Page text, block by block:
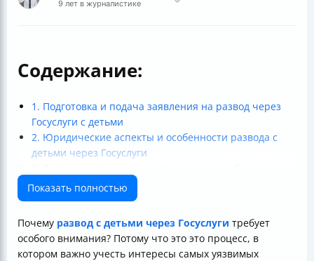
9 лет в журналистике
Содержание:
1. Подготовка и подача заявления на развод через
Госуслуги с детьми
2. Юридические аспекты и особенности развода с
детьми через Госуслуги
детьми
4. Практические рекомендации и возможные
Заключение: развод с детьми через Госуслуги — как
пройти этот путь с минимальными потерями?
Показать полностью
Почему развод с детьми через Госуслуги требует
особого внимания? Потому что это это процесс, в
котором важно учесть интересы самых уязвимых